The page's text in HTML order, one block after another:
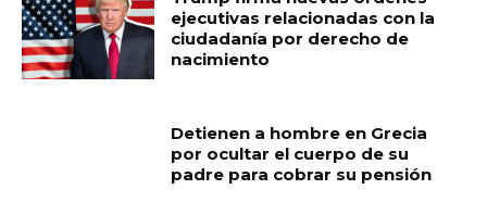
ejecutivas relacionadas con la
ciudadanía por derecho de
nacimiento
Detienen a hombre en Grecia
por ocultar el cuerpo de su
padre para cobrar su pensión